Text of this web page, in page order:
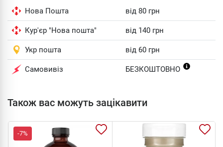
Нова Пошта від 80 грн
Кур'єр "Нова пошта" від 140 грн
Укр пошта від 60 грн
Самовивіз БЕЗКОШТОВНО
Також вас можуть зацікавити
-7%